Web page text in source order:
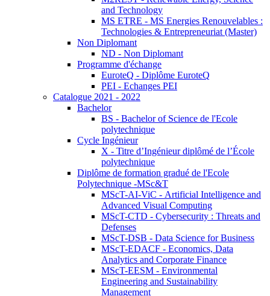
and Technology
MS ETRE - MS Energies Renouvelables :
Technologies & Entrepreneuriat (Master)
Non Diplomant
ND - Non Diplomant
Programme d'échange
EuroteQ - Diplôme EuroteQ
PEI - Echanges PEI
Catalogue 2021 - 2022
Bachelor
BS - Bachelor of Science de l'Ecole
polytechnique
Cycle Ingénieur
X - Titre d’Ingénieur diplômé de l’École
polytechnique
Diplôme de formation gradué de l'Ecole
Polytechnique -MSc&T
MScT-AI-ViC - Artificial Intelligence and
Advanced Visual Computing
MScT-CTD - Cybersecurity : Threats and
Defenses
MScT-DSB - Data Science for Business
MScT-EDACF - Economics, Data
Analytics and Corporate Finance
MScT-EESM - Environmental
Engineering and Sustainability
Management